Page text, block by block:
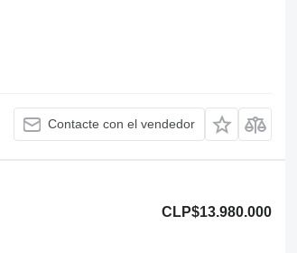
Contacte con el vendedor
CLP$13.980.000